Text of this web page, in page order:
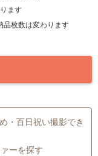
ます
枚数は変わります
・百日祝い撮影でき
ーを探す